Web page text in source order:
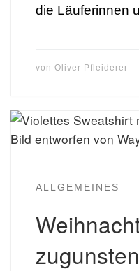
die Läuferinnen
von Oliver Pfleiderer
ALLGEMEINES